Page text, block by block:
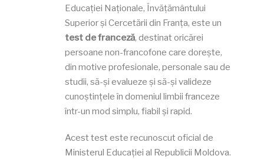
Educației Naționale, Învățământului
Superior și Cercetării din Franța, este un
test de franceză, destinat oricărei
persoane non-francofone care dorește,
din motive profesionale, personale sau de
studii, să-și evalueze și să-și valideze
cunoștințele în domeniul limbii franceze
într-un mod simplu, fiabil și rapid.
Acest test este recunoscut oficial de
Ministerul Educației al Republicii Moldova.